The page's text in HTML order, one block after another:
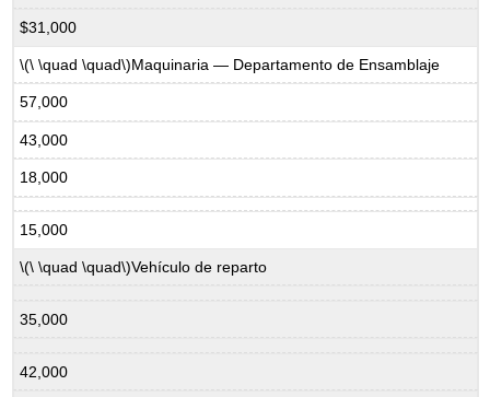
$31,000
\(\ \quad \quad\)Maquinaria — Departamento de Ensamblaje
57,000
43,000
18,000
15,000
\(\ \quad \quad\)Vehículo de reparto
35,000
42,000